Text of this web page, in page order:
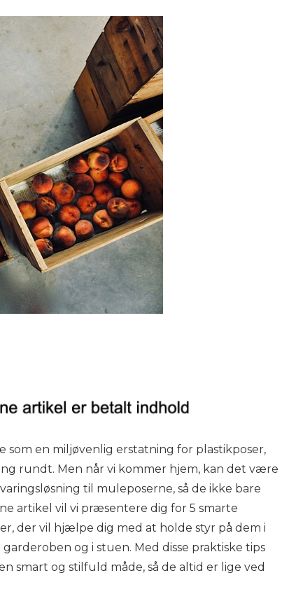
en miljøvenlig erstatning for plastikposer,
rundt. Men når vi kommer hjem, kan det være
til muleposerne, så de ikke bare
artikel vil vi præsentere dig for 5 smarte
der vil hjælpe dig med at holde styr på dem i
og i stuen. Med disse praktiske tips
smart og stilfuld måde, så de altid er lige ved